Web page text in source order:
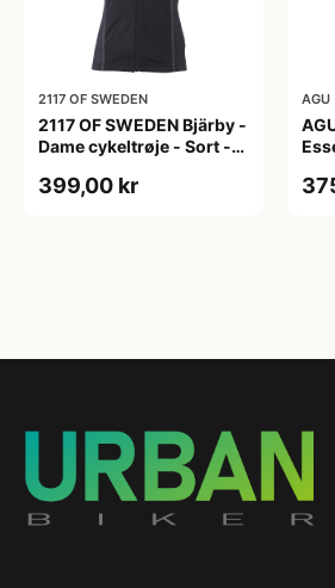
2117 OF SWEDEN
2117 OF SWEDEN Bjärby -
Dame cykeltrøje - Sort -
399,00 kr
AGU